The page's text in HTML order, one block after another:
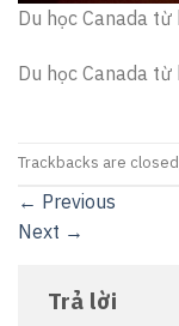
Du học Canada
Du học Canada
Trackbacks are
← Previous
Next →
Trả lời